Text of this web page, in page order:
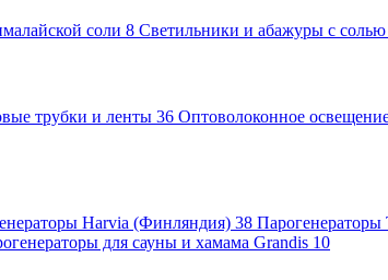
соли 8 Светильники и абажуры с солью
трубки и ленты 36 Оптоволоконное
Harvia (Финляндия) 38
для сауны и хамама Grandis 10